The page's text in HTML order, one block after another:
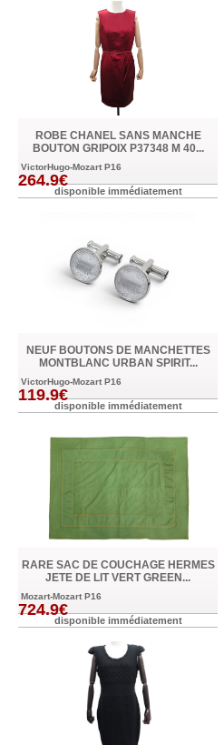
ROBE CHANEL SANS MANCHE
BOUTON GRIPOIX P37348 M 40...
VictorHugo-Mozart P16
264.9€
disponible immédiatement
NEUF BOUTONS DE MANCHETTES
MONTBLANC URBAN SPIRIT...
VictorHugo-Mozart P16
119.9€
disponible immédiatement
RARE SAC DE COUCHAGE HERMES
JETE DE LIT VERT GREEN...
Mozart-Mozart P16
724.9€
disponible immédiatement